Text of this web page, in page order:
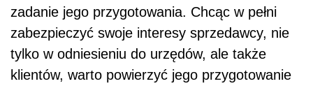
zadanie jego przygotowania. Chcąc w pełni
zabezpieczyć swoje interesy sprzedawcy, nie
tylko w odniesieniu do urzędów, ale także
klientów, warto powierzyć jego przygotowanie